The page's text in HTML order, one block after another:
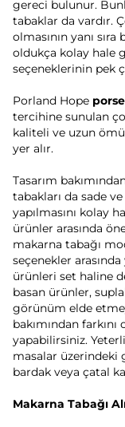
gereci bulunur.
tabaklar da vardır.
olmasının yanı
oldukça kolay hale
seçeneklerinin pek
Porland Hope
tercihine sunulan
kaliteli ve uzun
yer alır.
Tasarım
tabakları da sade
yapılmasını kolay
ürünler arasında
makarna tabağı
seçenekler arasında
ürünleri set haline
basan ürünler,
görünüm elde
bakımından
yapabilirsiniz.
masalar üzerindeki
bardak veya çatal
Makarna Tabağı